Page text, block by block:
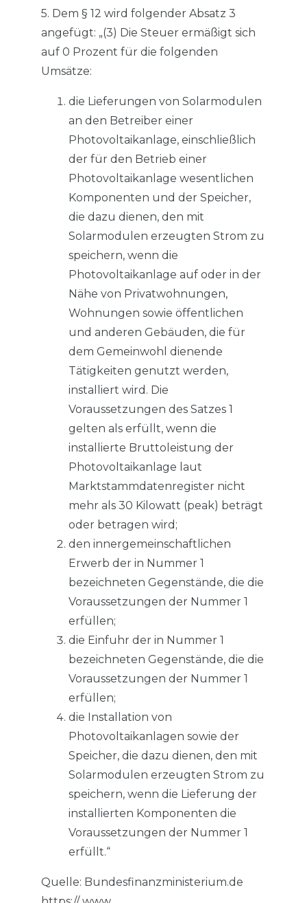
5. Dem § 12 wird folgender Absatz 3
angefügt: „(3) Die Steuer ermäßigt sich
auf 0 Prozent für die folgenden
Umsätze:
die Lieferungen von Solarmodulen
an den Betreiber einer
Photovoltaikanlage, einschließlich
der für den Betrieb einer
Photovoltaikanlage wesentlichen
Komponenten und der Speicher,
die dazu dienen, den mit
Solarmodulen erzeugten Strom zu
speichern, wenn die
Photovoltaikanlage auf oder in der
Nähe von Privatwohnungen,
Wohnungen sowie öffentlichen
und anderen Gebäuden, die für
dem Gemeinwohl dienende
Tätigkeiten genutzt werden,
installiert wird. Die
Voraussetzungen des Satzes 1
gelten als erfüllt, wenn die
installierte Bruttoleistung der
Photovoltaikanlage laut
Marktstammdatenregister nicht
mehr als 30 Kilowatt (peak) beträgt
oder betragen wird;
den innergemeinschaftlichen
Erwerb der in Nummer 1
bezeichneten Gegenstände, die die
Voraussetzungen der Nummer 1
erfüllen;
die Einfuhr der in Nummer 1
bezeichneten Gegenstände, die die
Voraussetzungen der Nummer 1
erfüllen;
die Installation von
Photovoltaikanlagen sowie der
Speicher, die dazu dienen, den mit
Solarmodulen erzeugten Strom zu
speichern, wenn die Lieferung der
installierten Komponenten die
Voraussetzungen der Nummer 1
erfüllt.“
Quelle: Bundesfinanzministerium.de